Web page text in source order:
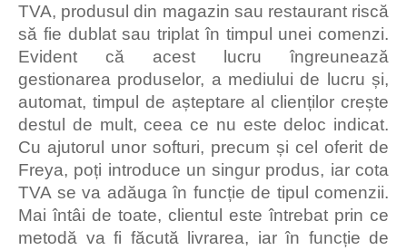
TVA, produsul din magazin sau restaurant riscă
să fie dublat sau triplat în timpul unei comenzi.
Evident că acest lucru îngreunează
gestionarea produselor, a mediului de lucru și,
automat, timpul de așteptare al clienților crește
destul de mult, ceea ce nu este deloc indicat.
Cu ajutorul unor softuri, precum și cel oferit de
Freya, poți introduce un singur produs, iar cota
TVA se va adăuga în funcție de tipul comenzii.
Mai întâi de toate, clientul este întrebat prin ce
metodă va fi făcută livrarea, iar în funcție de